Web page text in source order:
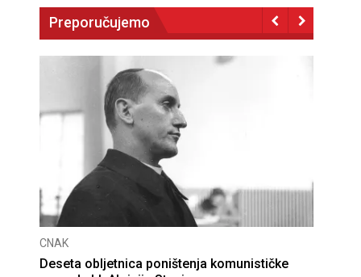
Preporučujemo
CNAK
Deseta obljetnica poništenja komunističke